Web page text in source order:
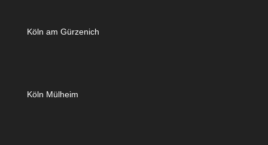
Köln am Gürzenich
Köln Mülheim